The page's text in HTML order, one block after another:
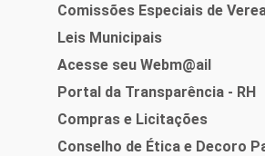
Comissões Especiais de
Leis Municipais
Acesse seu Webm@ail
Portal da Transparência - RH
Compras e Licitações
Conselho de Ética e Decoro